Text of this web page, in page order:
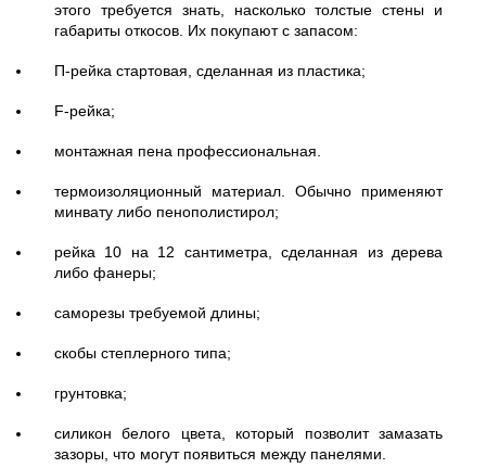
этого требуется знать, насколько толстые стены и
габариты откосов. Их покупают с запасом:
П-рейка стартовая, сделанная из пластика;
F-рейка;
монтажная пена профессиональная.
термоизоляционный материал. Обычно применяют
минвату либо пенополистирол;
рейка 10 на 12 сантиметра, сделанная из дерева
либо фанеры;
саморезы требуемой длины;
скобы степлерного типа;
грунтовка;
силикон белого цвета, который позволит замазать
зазоры, что могут появиться между панелями.